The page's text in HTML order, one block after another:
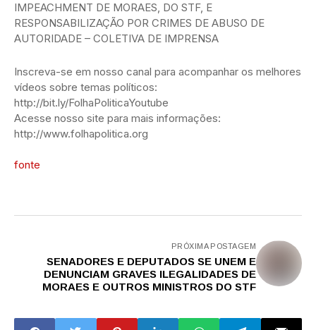
IMPEACHMENT DE MORAES, DO STF, E
RESPONSABILIZAÇÃO POR CRIMES DE ABUSO DE
AUTORIDADE – COLETIVA DE IMPRENSA
Inscreva-se em nosso canal para acompanhar os melhores
vídeos sobre temas políticos:
http://bit.ly/FolhaPoliticaYoutube
Acesse nosso site para mais informações:
http://www.folhapolitica.org
fonte
PRÓXIMA POSTAGEM
SENADORES E DEPUTADOS SE UNEM E
DENUNCIAM GRAVES ILEGALIDADES DE
MORAES E OUTROS MINISTROS DO STF